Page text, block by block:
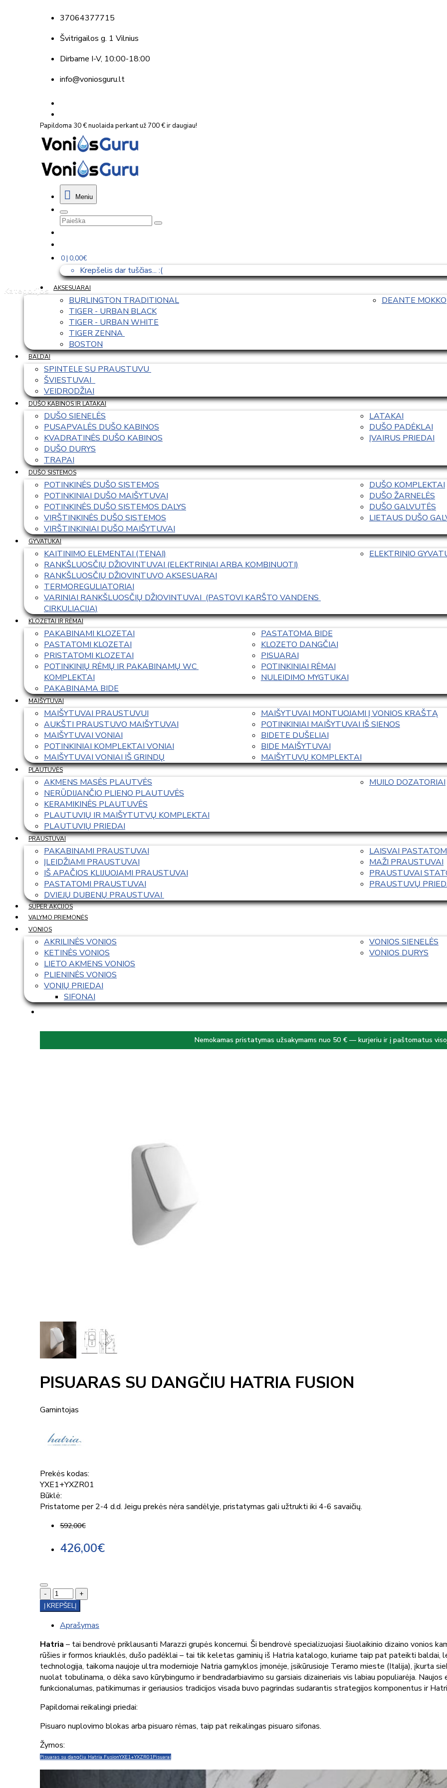
37064377715
Švitrigailos g. 1 Vilnius
Dirbame I-V, 10:00-18:00
info@voniosguru.lt
Papildoma 30 € nuolaida perkant už 700 € ir daugiau!
Meniu
0 | 0,00€
Krepšelis dar tuščias... :(
Kategorijos
AKSESUARAI
BURLINGTON TRADITIONAL
TIGER - URBAN BLACK
TIGER - URBAN WHITE
TIGER ZENNA
BOSTON
DEANTE MOKKO
BALDAI
SPINTELE SU PRAUSTUVU
ŠVIESTUVAI
VEIDRODŽIAI
DUŠO KABINOS IR LATAKAI
DUŠO SIENELĖS
PUSAPVALĖS DUŠO KABINOS
KVADRATINĖS DUŠO KABINOS
DUŠO DURYS
TRAPAI
LATAKAI
DUŠO PADĖKLAI
ĮVAIRUS PRIEDAI
DUŠO SISTEMOS
POTINKINĖS DUŠO SISTEMOS
POTINKINIAI DUŠO MAIŠYTUVAI
POTINKINĖS DUŠO SISTEMOS DALYS
VIRŠTINKINĖS DUŠO SISTEMOS
VIRŠTINKINIAI DUŠO MAIŠYTUVAI
DUŠO KOMPLEKTAI
DUŠO ŽARNELĖS
DUŠO GALVUTĖS
LIETAUS DUŠO
GYVATUKAI
KAITINIMO ELEMENTAI (TENAI)
RANKŠLUOSČIŲ DŽIOVINTUVAI (ELEKTRINIAI ARBA KOMBINUOTI)
RANKŠLUOSČIŲ DŽIOVINTUVO AKSESUARAI
TERMOREGULIATORIAI
VARINIAI RANKŠLUOSČIŲ DŽIOVINTUVAI  (PASTOVI KARŠTO VANDENS
CIRKULIACIJA)
ELEKTRINIO
KLOZETAI IR RĖMAI
PAKABINAMI KLOZETAI
PASTATOMI KLOZETAI
PRISTATOMI KLOZETAI
POTINKINIŲ RĖMŲ IR PAKABINAMŲ WC
KOMPLEKTAI
PAKABINAMA BIDE
PASTATOMA BIDE
KLOZETO DANGČIAI
PISUARAI
POTINKINIAI RĖMAI
NULEIDIMO MYGTUKAI
MAIŠYTUVAI
MAIŠYTUVAI PRAUSTUVUI
AUKŠTI PRAUSTUVO MAIŠYTUVAI
MAIŠYTUVAI VONIAI
POTINKINIAI KOMPLEKTAI VONIAI
MAIŠYTUVAI VONIAI IŠ GRINDŲ
MAIŠYTUVAI MONTUOJAMI Į VONIOS KRAŠTĄ
POTINKINIAI MAIŠYTUVAI IŠ SIENOS
BIDETE DUŠELIAI
BIDE MAIŠYTUVAI
MAIŠYTUVŲ KOMPLEKTAI
PLAUTUVĖS
AKMENS MASĖS PLAUTVĖS
NERŪDIJANČIO PLIENO PLAUTUVĖS
KERAMIKINĖS PLAUTUVĖS
PLAUTUVIŲ IR MAIŠYTUTVŲ KOMPLEKTAI
PLAUTUVIŲ PRIEDAI
MUILO DOZATORIAI
PRAUSTUVAI
PAKABINAMI PRAUSTUVAI
ĮLEIDŽIAMI PRAUSTUVAI
IŠ APAČIOS KLIJUOJAMI PRAUSTUVAI
PASTATOMI PRAUSTUVAI
DVIEJŲ DUBENŲ PRAUSTUVAI
LAISVAI
MAŽI PRAUSTUVAI
PRAUSTUVAI
PRAUSTUVŲ
SUPER AKCIJOS
VALYMO PRIEMONĖS
VONIOS
AKRILINĖS VONIOS
KETINĖS VONIOS
LIETO AKMENS VONIOS
PLIENINĖS VONIOS
VONIŲ PRIEDAI
SIFONAI
VONIOS SIENELĖS
VONIOS DURYS
Nemokamas pristatymas užsakymams nuo 50 € — kurjeriu ir į paštomatus
PISUARAS SU DANGČIU HATRIA FUSION
Gamintojas
Prekės kodas:
YXE1+YXZR01
Būklė:
Pristatome per 2-4 d.d. Jeigu prekės nėra sandėlyje, pristatymas gali užtrukti iki 4-6 savaičių.
592,00€
426,00€
-
+
Į KREPŠELĮ
Aprašymas
Hatria – tai bendrovė priklausanti Marazzi grupės koncernui. Ši bendrovė specializuojasi šiuolaikinio dizaino vonios
rūšies ir formos kriauklės, dušo padėklai – tai tik keletas gaminių iš Hatria katalogo, kuriame taip pat pateikti baldai,
technologija, taikoma naujoje ultra modernioje Natria gamyklos įmonėje, įsikūrusioje Teramo mieste (Italija), įkurta
nuolat tobulinama, o dėka savo kūrybingumo ir bendradarbiavimo su garsiais dizaineriais vis labiau populiarėja.
funkcionalumas, patikimumas ir geriausios tradicijos visada buvo pagrindas sudarantis strategijos komponentus ir
Papildomai reikalingi priedai:
Pisuaro nuplovimo blokas arba pisuaro rėmas, taip pat reikalingas pisuaro sifonas.
Žymos:
Pisuaras su dangčiu Hatria FusionYXE1+YXZR01Pisuarai